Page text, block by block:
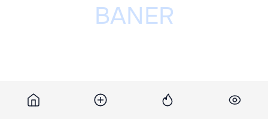
Разместить рекламу на сайте